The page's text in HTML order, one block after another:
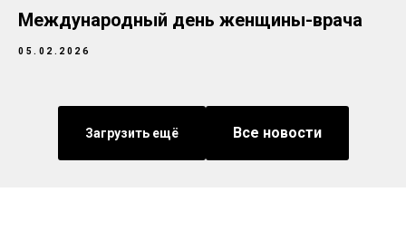
Международный день женщины-врача
05.02.2026
Загрузить ещё Все новости